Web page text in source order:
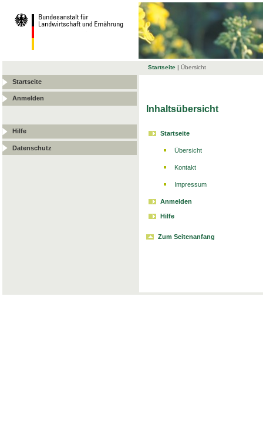
Startseite | Übersicht
Startseite
Anmelden
Hilfe
Datenschutz
Inhaltsübersicht
Startseite
Übersicht
Kontakt
Impressum
Anmelden
Hilfe
Zum Seitenanfang